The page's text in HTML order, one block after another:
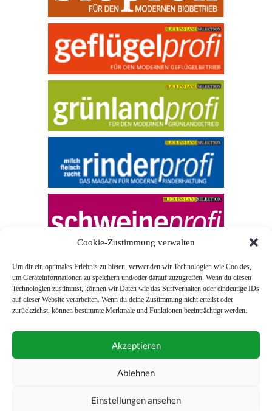
Cookie-Zustimmung verwalten
Um dir ein optimales Erlebnis zu bieten, verwenden wir Technologien wie Cookies,
um Geräteinformationen zu speichern und/oder darauf zuzugreifen. Wenn du diesen
Technologien zustimmst, können wir Daten wie das Surfverhalten oder eindeutige IDs
auf dieser Website verarbeiten. Wenn du deine Zustimmung nicht erteilst oder
zurückziehst, können bestimmte Merkmale und Funktionen beeinträchtigt werden.
Akzeptieren
Ablehnen
Einstellungen ansehen
© 2026 Blick ins Land
Unterstützt durch
0043 (0)1 581 28 90 0
Impressum